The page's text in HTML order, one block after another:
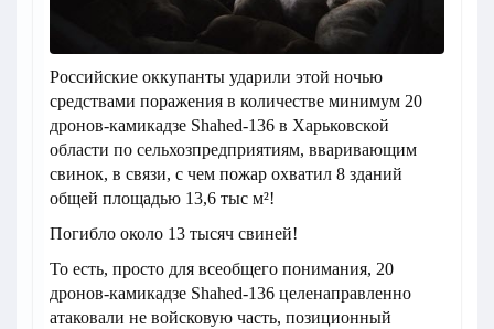
Российские оккупанты ударили этой ночью
средствами поражения в количестве минимум 20
дронов-камикадзе Shahed-136 в Харьковской
области по сельхозпредприятиям, вваривающим
свинок, в связи, с чем пожар охватил 8 зданий
общей площадью 13,6 тыс м²!
Погибло около 13 тысяч свиней!
То есть, просто для всеобщего понимания, 20
дронов-камикадзе Shahed-136 целенаправленно
атаковали не войсковую часть, позиционный